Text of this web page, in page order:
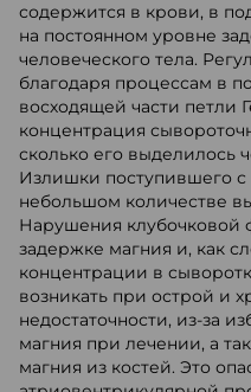
содержится в крови, в
на постоянном уровне
человеческого тела.
благодаря процессам в
восходящей части петли
концентрация
сколько его выделилось
Излишки поступившего
небольшом количестве
Нарушения клубочковой
задержке магния и, как
концентрации в
возникать при острой и
недостаточности, из-за
магния при лечении, а
магния из костей. Это